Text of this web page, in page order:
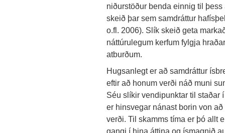
niðurstöður benda einnig til
skeið þar sem samdráttur
o.fl. 2006). Slík skeið geta
náttúrulegum kerfum fylgja
atburðum.
Hugsanlegt er að samdráttur
eftir að honum verði náð muni
Séu slíkir vendipunktar til
er hinsvegar nánast borin von
verði. Til skamms tíma er þó allt
gangi í hina áttina og ísmagnið